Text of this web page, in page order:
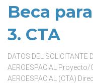
Beca
3. CTA
DATOS DEL SOLICITANTE
AEROESPACIAL Proyecto/
AEROESPACIAL (CTA)